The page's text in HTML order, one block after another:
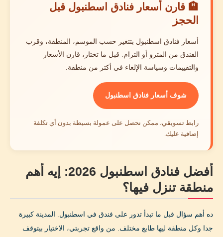
🏨 قارن أسعار فنادق اسطنبول قبل
الحجز
أسعار فنادق اسطنبول بتتغير حسب الموسم، المنطقة، وقرب
الفندق من المترو أو الترام. قبل ما تختار، قارن الأسعار
والتقييمات وسياسة الإلغاء في أكتر من منطقة.
شوف أسعار فنادق اسطنبول
رابط تسويقي، ممكن نحصل على عمولة بسيطة بدون أي تكلفة
إضافية عليك.
أفضل فنادق اسطنبول 2026: إيه أهم
منطقة تنزل فيها؟
ده أهم سؤال قبل ما تبدأ تدور على فندق في اسطنبول. المدينة كبيرة
جدا وكل منطقة ليها طابع مختلف. من واقع تجربتي، الاختيار بيتوقف